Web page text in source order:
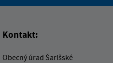
Kontakt:
Obecný úrad Šarišské